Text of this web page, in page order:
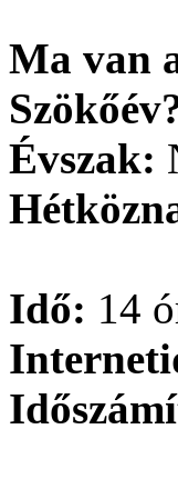
Ma van
Évszak:
Idő: 14